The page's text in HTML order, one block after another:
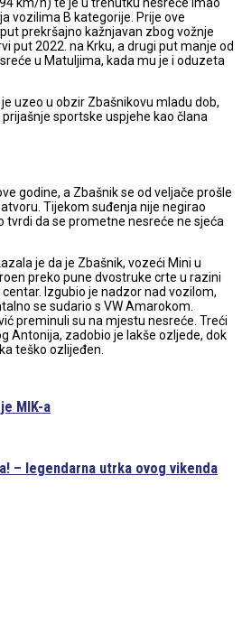
vozilima B kategorije. Prije ove
prekršajno kažnjavan zbog vožnje
put 2022. na Krku, a drugi put manje od
u Matuljima, kada mu je i oduzeta
uzeo u obzir Zbašnikovu mladu dob,
sportske uspjehe kao člana
godine, a Zbašnik se od veljače prošle
Tijekom suđenja nije negirao
tvrdi da se prometne nesreće ne sjeća
je da je Zbašnik, vozeći Mini u
preko pune dvostruke crte u razini
Izgubio je nadzor nad vozilom,
se sudario s VW Amarokom.
preminuli su na mjestu nesreće. Treći
Antonija, zadobio je lakše ozljede, dok
teško ozlijeđen.
MIK-a
– legendarna utrka ovog vikenda